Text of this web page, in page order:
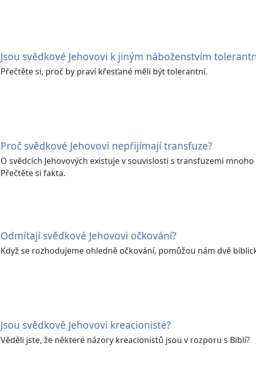
Jsou svědkové Jehovovi k jiným náboženstvím
Přečtěte si, proč by praví křesťané měli být tolerantní.
Proč svědkové Jehovovi nepřijímají transfuze?
O svědcích Jehovových existuje v souvislosti s transfuzemi
Přečtěte si fakta.
Odmítají svědkové Jehovovi očkování?
Když se rozhodujeme ohledně očkování, pomůžou nám dvě
Jsou svědkové Jehovovi kreacionisté?
Věděli jste, že některé názory kreacionistů jsou v rozporu s Biblí?